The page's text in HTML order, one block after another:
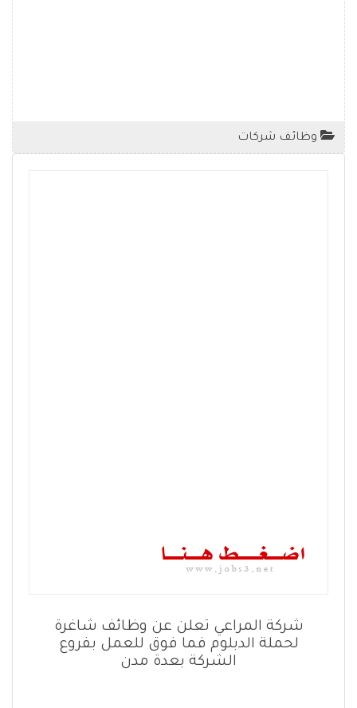
وظائف شركات
شركة المراعي تعلن عن وظائف شاغرة
لحملة الدبلوم فما فوق للعمل بفروع
الشركة بعدة مدن